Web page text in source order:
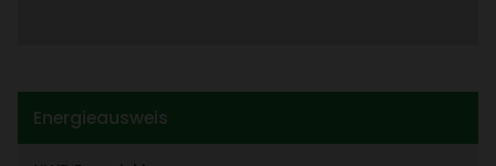
Ener­gie­aus­weis